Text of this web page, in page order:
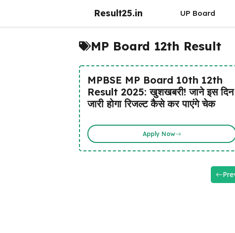
Result25.in UP Board
MP Board 12th Result
MPBSE MP Board 10th 12th
Result 2025: खुशखबरी! जाने इस दिन
जारी होगा रिजल्ट कैसे कर पाएंगे चेक
Apply Now